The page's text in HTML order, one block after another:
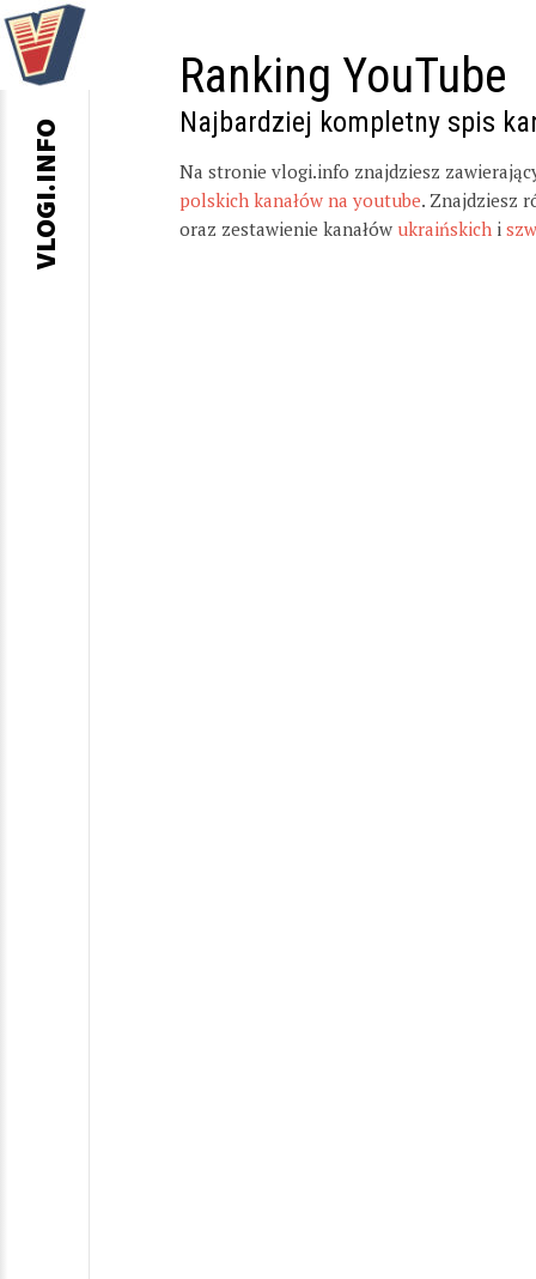
Ranking YouTube
Najbardziej kompletny spis
Na stronie vlogi.info znajdziesz
polskich kanałów na youtube. Znajdziesz
oraz zestawienie kanałów ukraińskich i
VLOGI.INFO